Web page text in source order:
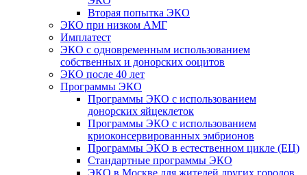
Вторая попытка ЭКО
ЭКО при низком АМГ
Имплатест
ЭКО с одновременным использованием
собственных и донорских ооцитов
ЭКО после 40 лет
Программы ЭКО
Программы ЭКО с использованием
донорских яйцеклеток
Программы ЭКО с использованием
криоконсервированных эмбрионов
Программы ЭКО в естественном цикле (ЕЦ)
Стандартные программы ЭКО
ЭКО в Москве для жителей других городов